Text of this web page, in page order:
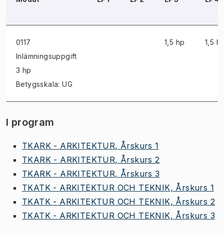
0117
Inlämningsuppgift
3 hp
Betygsskala: UG
1,5 hp 1,5
I program
TKARK - ARKITEKTUR, Årskurs 1
TKARK - ARKITEKTUR, Årskurs 2
TKARK - ARKITEKTUR, Årskurs 3
TKATK - ARKITEKTUR OCH TEKNIK, Årskurs 1
TKATK - ARKITEKTUR OCH TEKNIK, Årskurs 2
TKATK - ARKITEKTUR OCH TEKNIK, Årskurs 3